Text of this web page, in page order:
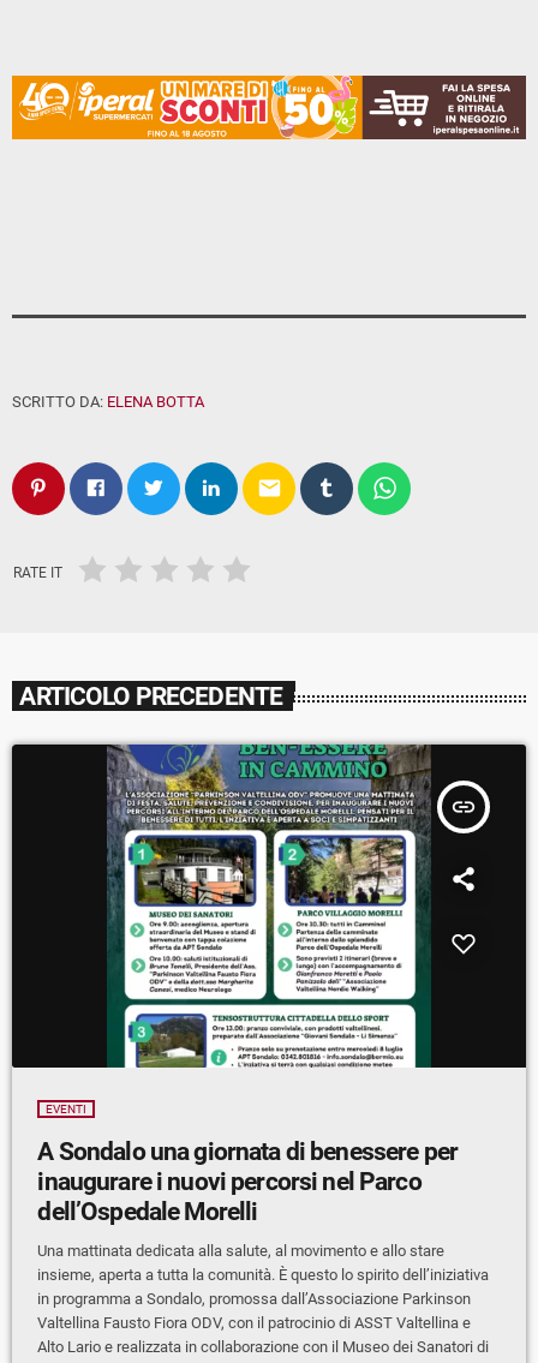
SCRITTO DA: ELENA BOTTA
email
RATE IT
ARTICOLO PRECEDENTE
insert_link
EVENTI
A Sondalo una giornata di benessere per
inaugurare i nuovi percorsi nel Parco
dell’Ospedale Morelli
Una mattinata dedicata alla salute, al movimento e allo stare
insieme, aperta a tutta la comunità. È questo lo spirito dell’iniziativa
in programma a Sondalo, promossa dall’Associazione Parkinson
Valtellina Fausto Fiora ODV, con il patrocinio di ASST Valtellina e
Alto Lario e realizzata in collaborazione con il Museo dei Sanatori di